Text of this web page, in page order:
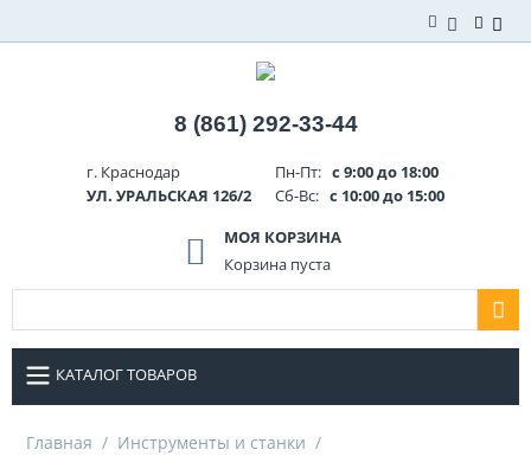
8 (861) 292-33-44
г. Краснодар
УЛ. УРАЛЬСКАЯ 126/2
Пн-Пт: с 9:00 до 18:00
Сб-Вс: с 10:00 до 15:00
МОЯ КОРЗИНА
Корзина пуста
КАТАЛОГ ТОВАРОВ
Главная / Инструменты и станки /